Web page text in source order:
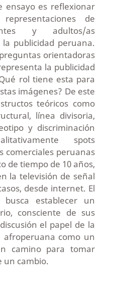
ensayo es reflexionar
de
y adultos/as
publicidad peruana.
orientadoras
la publicidad
rol tiene esta para
imágenes? De este
teóricos como
línea divisoria,
y discriminación
spots
comerciales peruanas
de tiempo de 10 años,
la televisión de señal
desde internet. El
establecer un
consciente de sus
el papel de la
afroperuana como un
camino para tomar
un cambio.